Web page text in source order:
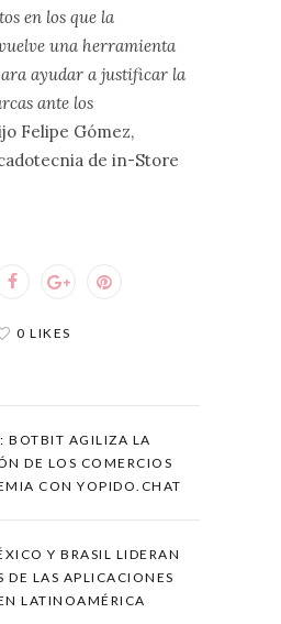
en los que la
una herramienta
ayudar a justificar la
ante los
Felipe Gómez,
de in-Store
0 LIKES
BOTBIT AGILIZA LA
DE LOS COMERCIOS
CON YOPIDO.CHAT
Y BRASIL LIDERAN
DE LAS APLICACIONES
LATINOAMÉRICA